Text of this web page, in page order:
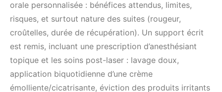
orale personnalisée : bénéfices attendus, limites,
risques, et surtout nature des suites (rougeur,
croûtelles, durée de récupération). Un support écrit
est remis, incluant une prescription d’anesthésiant
topique et les soins post-laser : lavage doux,
application biquotidienne d’une crème
émolliente/cicatrisante, éviction des produits irritants